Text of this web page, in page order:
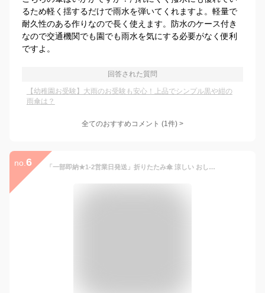
るため軽く揺するだけで雨水を弾いてくれますよ。軽量で
耐久性のある作りなので長く使えます。防水のケース付き
なので交通機関でも園でも雨水を気にする必要がなく便利
ですよ。
回答された質問
【幼稚園お受験】大雨のお受験も安心！上品でシンプル黒や紺の
雨傘は？
全てのおすすめコメント (1件) >
no. 6 「一部即納★1-2営業日発送」折りたたみ傘 涼しい おしゃれ 紫外線対策 熱中症対策レディース晴雨兼用傘折りたたみ傘 雨天兼用 UVカット 完全遮光 スマホサイズ 最小軽量 折りたたみ傘 晴雨兼用 大きい 8本骨 頑丈 撥水 雨傘 日傘 完全遮光UVカット 遮光 紫外線対策 頑丈無地